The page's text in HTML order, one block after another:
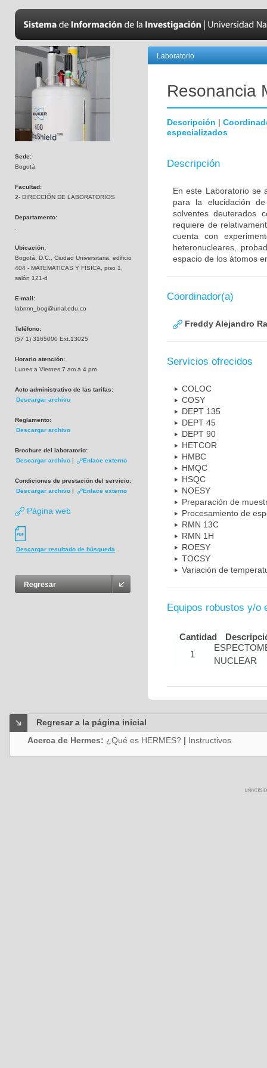
Sede:
Bogotá
Facultad:
2- DIRECCIÓN DE LABORATORIOS
Departamento:
Ubicación:
Bogotá, D.C., Ciudad Universitaria, edificio
404 - MATEMATICAS Y FISICA, piso 1,
salón 121-d
E-mail:
labrmn_bog@unal.edu.co
Teléfono:
(57 1) 3165000 Ext.13025
Horario atención:
Lunes a Viernes 7 am a 4 pm
Acto administrativo de las tarifas:
Descargar archivo
Reglamento:
Descargar archivo
Brochure del laboratorio:
Descargar archivo | Enlace externo
Condiciones de prestación del servicio:
Descargar archivo | Enlace externo
Página web
Descargar resultado de búsqueda
Regresar
Laboratorio
Resonancia
Descripción |
especializados
Descripción
En este Laboratorio se
para la elucidación
solventes deuterados
requiere de
cuenta con
heteronucleares,
espacio de los átomos
Coordinador(a)
Freddy Alejandro
Servicios ofrecidos
COLOC
COSY
DEPT 135
DEPT 45
DEPT 90
HETCOR
HMBC
HMQC
HSQC
NOESY
Preparación de
Procesamiento de
RMN 13C
RMN 1H
ROESY
TOCSY
Variación de
Equipos robustos y/o
Cantidad
1
NUCLEAR
Regresar a la página inicial
Acerca de Hermes: ¿Qué es HERMES? | Instructivos